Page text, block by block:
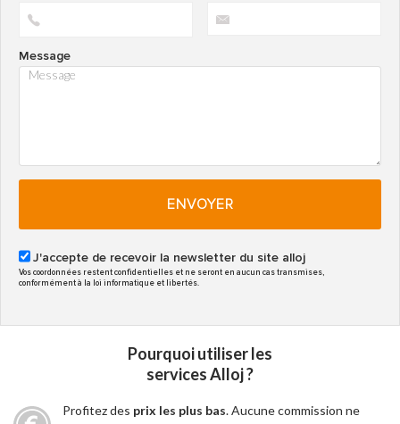
Message
ENVOYER
J'accepte de recevoir la newsletter du site alloj
Vos coordonnées restent confidentielles et ne seront en aucun cas transmises,
conformément à la loi informatique et libertés.
Pourquoi utiliser les
services Alloj ?
Profitez des prix les plus bas. Aucune commission ne